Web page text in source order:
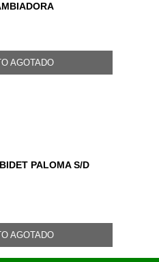
AGOTADO
PALOMA S/D
AGOTADO